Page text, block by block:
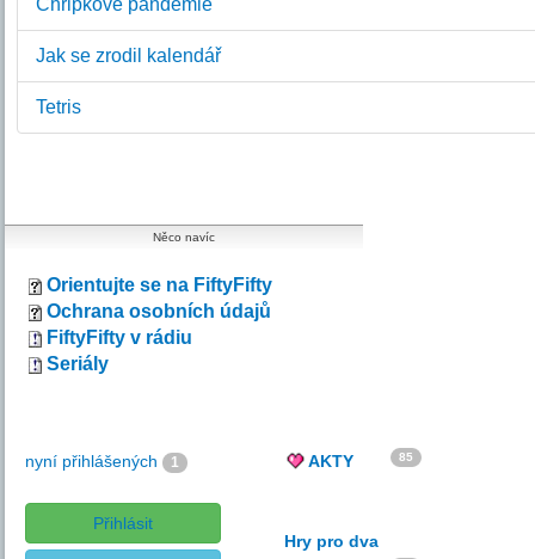
Chřipkové pandemie
Jak se zrodil kalendář
Tetris
Něco navíc
Orientujte se na FiftyFifty
Ochrana osobních údajů
FiftyFifty v rádiu
Seriály
nyní přihlášených 1
Přihlásit
AKTY 85
Hry pro dva